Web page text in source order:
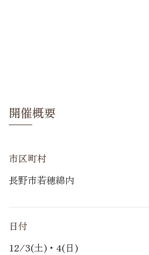
開催概要
市区町村
長野市若穂綿内
日付
12/3(土)・4(日)